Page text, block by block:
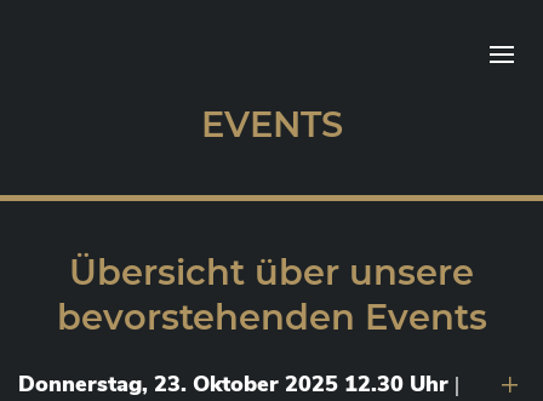
EVENTS
Übersicht über unsere
bevorstehenden Events
Donnerstag, 23. Oktober 2025 12.30 Uhr |